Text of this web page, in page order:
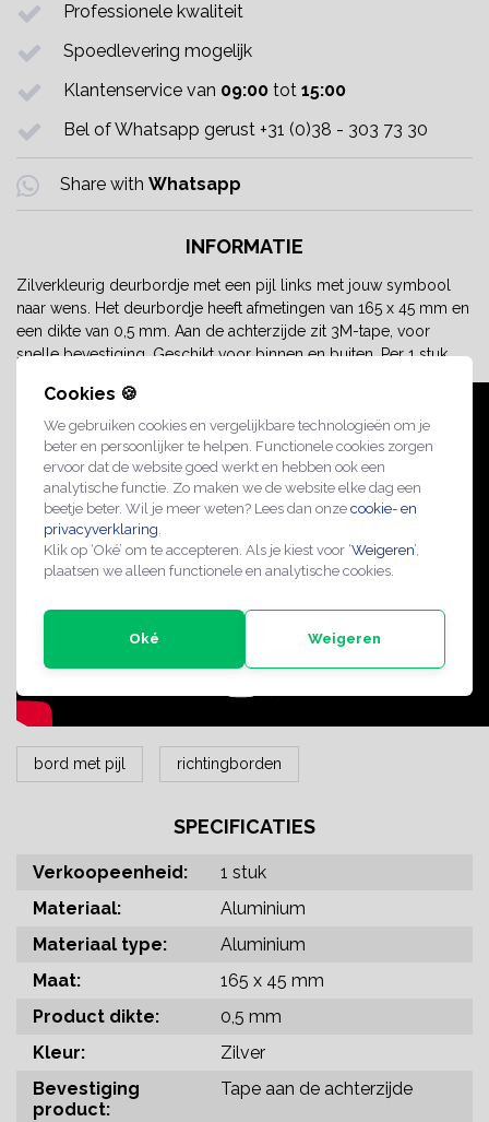
Cookies 🍪
We gebruiken cookies en vergelijkbare technologieën om je
beter en persoonlijker te helpen. Functionele cookies zorgen
ervoor dat de website goed werkt en hebben ook een
analytische functie. Zo maken we de website elke dag een
beetje beter. Wil je meer weten? Lees dan onze cookie- en
privacyverklaring
Klik op ‘Oké’ om te accepteren. Als je kiest voor ‘Weigeren’,
plaatsen we alleen functionele en analytische cookies.
Oké Weigeren
Professionele kwaliteit
Spoedlevering mogelijk
Klantenservice van 09:00 tot 15:00
Bel of Whatsapp gerust +31 (0)38 - 303 73 30
Share with Whatsapp
INFORMATIE
Zilverkleurig deurbordje met een pijl links met jouw symbool
naar wens. Het deurbordje heeft afmetingen van 165 x 45 mm en
een dikte van 0,5 mm. Aan de achterzijde zit 3M-tape, voor
snelle bevestiging. Geschikt voor binnen en buiten. Per 1 stuk.
bord met pijl richtingborden
SPECIFICATIES
Verkoopeenheid:
1 stuk
Materiaal:
Aluminium
Materiaal type:
Aluminium
Maat:
165 x 45 mm
Product dikte:
0,5 mm
Kleur:
Zilver
Bevestiging
product:
Tape aan de achterzijde